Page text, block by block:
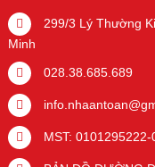
299/3 Lý Thường
Minh
028.38.685.689
MST: 0101295222-